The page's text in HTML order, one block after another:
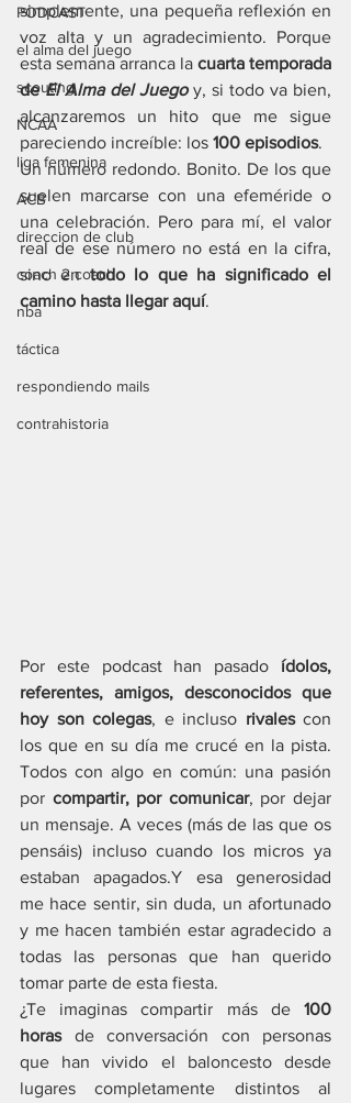
PODCAST
el alma del juego
scouting
NCAA
liga femenina
ACB
direccion de club
coach 2 coach
nba
táctica
respondiendo mails
contrahistoria
simplemente, una pequeña reflexión en
voz alta y un agradecimiento. Porque
esta semana arranca la cuarta temporada
de El Alma del Juego y, si todo va bien,
alcanzaremos un hito que me sigue
pareciendo increíble: los 100 episodios.
Un número redondo. Bonito. De los que
suelen marcarse con una efeméride o
una celebración. Pero para mí, el valor
real de ese número no está en la cifra,
sino en todo lo que ha significado el
camino hasta llegar aquí.
Por este podcast han pasado ídolos,
referentes, amigos, desconocidos que
hoy son colegas, e incluso rivales con
los que en su día me crucé en la pista.
Todos con algo en común: una pasión
por compartir, por comunicar, por dejar
un mensaje. A veces (más de las que os
pensáis) incluso cuando los micros ya
estaban apagados.Y esa generosidad
me hace sentir, sin duda, un afortunado
y me hacen también estar agradecido a
todas las personas que han querido
tomar parte de esta fiesta.
¿Te imaginas compartir más de 100
horas de conversación con personas
que han vivido el baloncesto desde
lugares completamente distintos al